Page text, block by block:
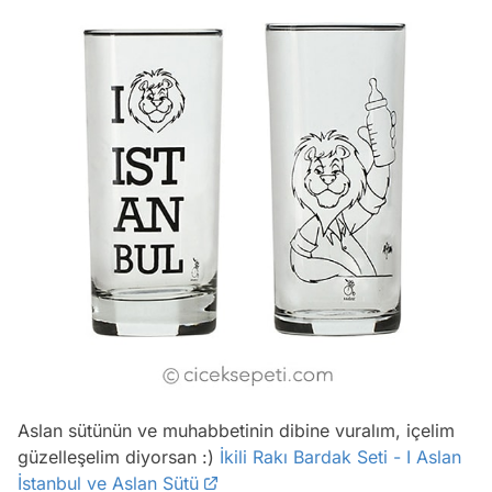
Aslan sütünün ve muhabbetinin dibine vuralım, içelim
güzelleşelim diyorsan :) İkili Rakı Bardak Seti - I Aslan
İstanbul ve Aslan Sütü